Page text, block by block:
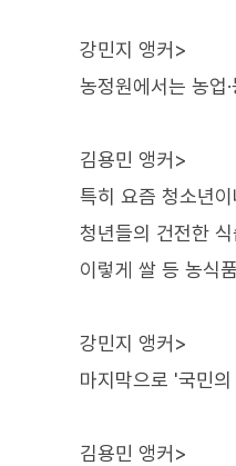
강민지 앵커>
농정원에서는 농업
김용민 앵커>
특히 요즘 청소년
청년들의 건전한
이렇게 쌀 등 농식
강민지 앵커>
마지막으로 '국민
김용민 앵커>